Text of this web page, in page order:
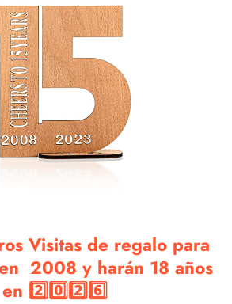
Visitas de regalo para
2008 y harán 18 años
en 2️⃣0️⃣2️⃣6️⃣